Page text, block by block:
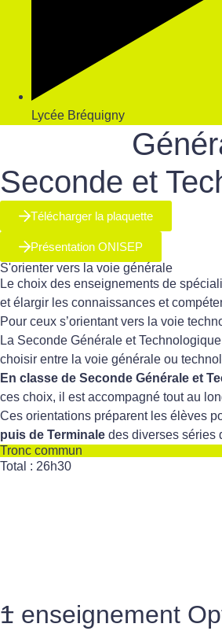
Lycée Bréquigny
Seconde et
Télécharger la plaquette
Présentation ONISEP
S'orienter vers la voie générale
Le choix des enseignements de
et élargir les connaissances et
Pour ceux s’orientant vers la voie
La Seconde Générale et
choisir entre la voie générale ou
En classe de Seconde Générale et
ces choix, il est accompagné tout au
Ces orientations préparent les élèves
puis de Terminale des diverses séries
Tronc commun
Total : 26h30
+
1 enseignement